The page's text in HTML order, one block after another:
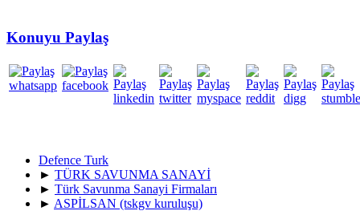
Konuyu Paylaş
Defence Turk
► TÜRK SAVUNMA SANAYİ
► Türk Savunma Sanayi Firmaları
► ASPİLSAN (tskgv kuruluşu)